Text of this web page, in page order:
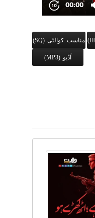
مناسب کوالٹی (SQ)
آڈیو (MP3)